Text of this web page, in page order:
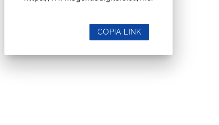
COPIA LINK